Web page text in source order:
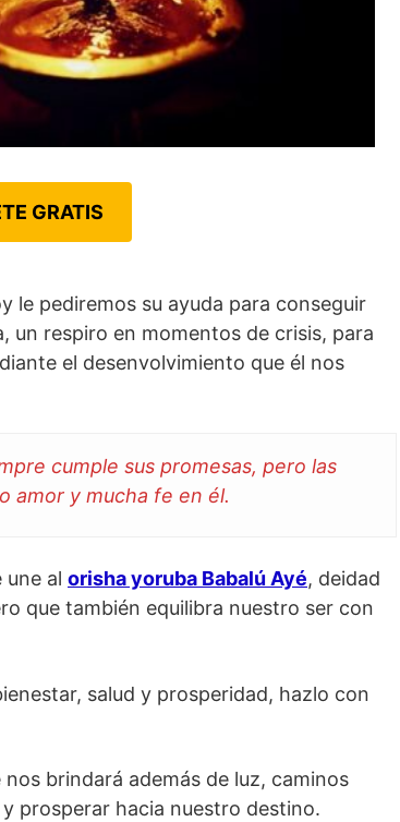
GRATIS
le pediremos su ayuda para conseguir
un respiro en momentos de crisis, para
el desenvolvimiento que él nos
cumple sus promesas, pero las
amor y mucha fe en él.
une al orisha yoruba Babalú Ayé, deidad
que también equilibra nuestro ser con
salud y prosperidad, hazlo con
brindará además de luz, caminos
prosperar hacia nuestro destino.